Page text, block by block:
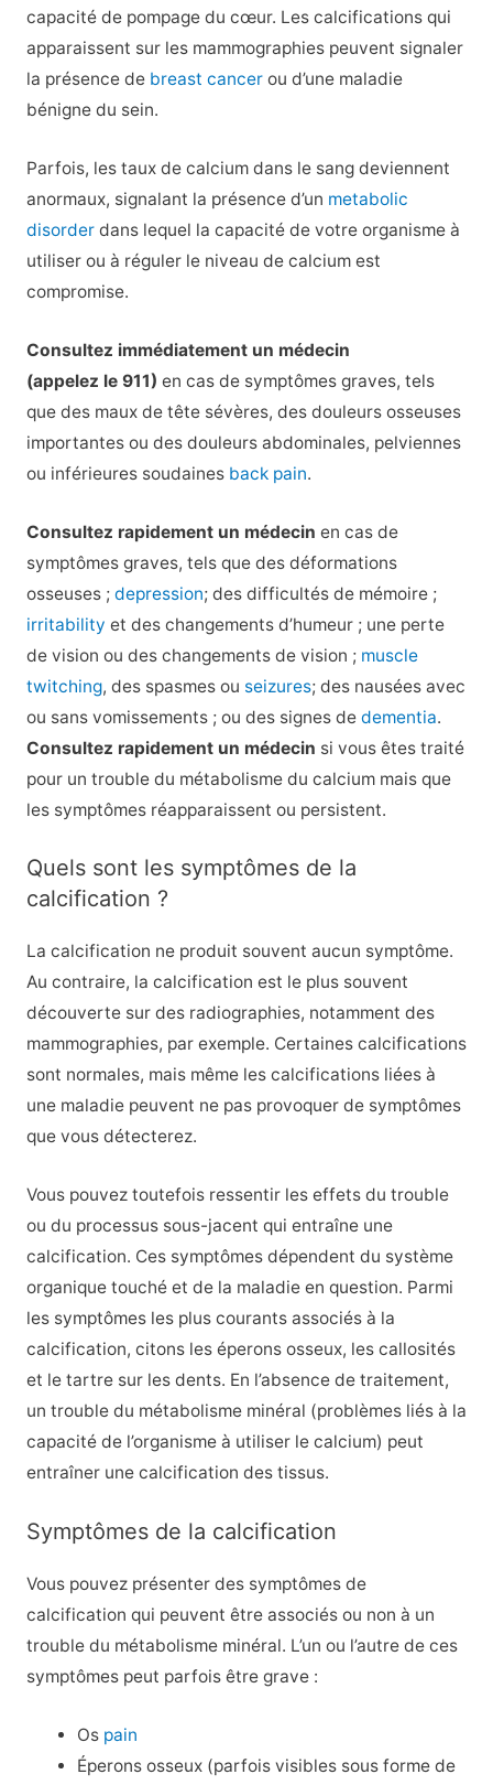
capacité de pompage du cœur. Les calcifications qui
apparaissent sur les mammographies peuvent signaler
la présence de breast cancerou d’une maladie
bénigne du sein.
Parfois, les taux de calcium dans le sang deviennent
anormaux, signalant la présence d’un metabolic
disorderdans lequel la capacité de votre organisme à
utiliser ou à réguler le niveau de calcium est
compromise.
Consultez immédiatement un médecin
(appelez le 911) en cas de symptômes graves, tels
que des maux de tête sévères, des douleurs osseuses
importantes ou des douleurs abdominales, pelviennes
ou inférieures soudaines back pain.
Consultez rapidement un médecin en cas de
symptômes graves, tels que des déformations
osseuses ; depression; des difficultés de mémoire ;
irritability et des changements d’humeur ; une perte
de vision ou des changements de vision ; muscle
twitching, des spasmes ou seizures; des nausées avec
ou sans vomissements ; ou des signes de dementia.
Consultez rapidement un médecin si vous êtes traité
pour un trouble du métabolisme du calcium mais que
les symptômes réapparaissent ou persistent.
Quels sont les symptômes de la
calcification ?
La calcification ne produit souvent aucun symptôme.
Au contraire, la calcification est le plus souvent
découverte sur des radiographies, notamment des
mammographies, par exemple. Certaines calcifications
sont normales, mais même les calcifications liées à
une maladie peuvent ne pas provoquer de symptômes
que vous détecterez.
Vous pouvez toutefois ressentir les effets du trouble
ou du processus sous-jacent qui entraîne une
calcification. Ces symptômes dépendent du système
organique touché et de la maladie en question. Parmi
les symptômes les plus courants associés à la
calcification, citons les éperons osseux, les callosités
et le tartre sur les dents. En l’absence de traitement,
un trouble du métabolisme minéral (problèmes liés à la
capacité de l’organisme à utiliser le calcium) peut
entraîner une calcification des tissus.
Symptômes de la calcification
Vous pouvez présenter des symptômes de
calcification qui peuvent être associés ou non à un
trouble du métabolisme minéral. L’un ou l’autre de ces
symptômes peut parfois être grave :
Os pain
Éperons osseux (parfois visibles sous forme de